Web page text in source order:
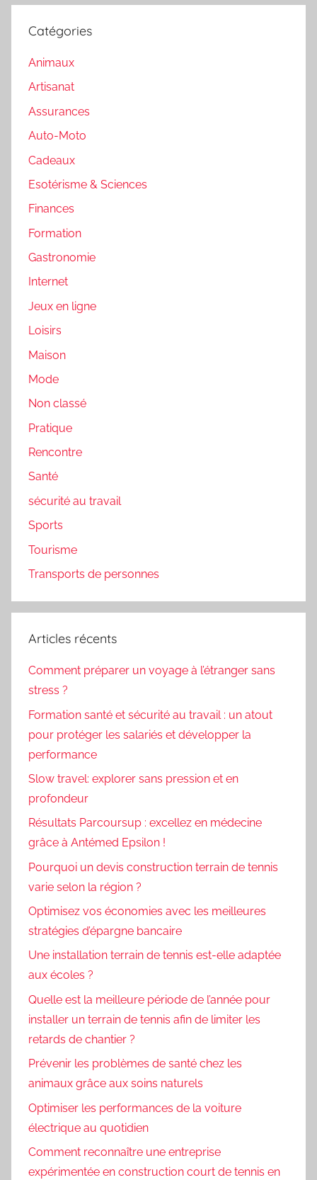
Catégories
Animaux
Artisanat
Assurances
Auto-Moto
Cadeaux
Esotérisme & Sciences
Finances
Formation
Gastronomie
Internet
Jeux en ligne
Loisirs
Maison
Mode
Non classé
Pratique
Rencontre
Santé
sécurité au travail
Sports
Tourisme
Transports de personnes
Articles récents
Comment préparer un voyage à l’étranger sans
stress ?
Formation santé et sécurité au travail : un atout
pour protéger les salariés et développer la
performance
Slow travel: explorer sans pression et en
profondeur
Résultats Parcoursup : excellez en médecine
grâce à Antémed Epsilon !
Pourquoi un devis construction terrain de tennis
varie selon la région ?
Optimisez vos économies avec les meilleures
stratégies d’épargne bancaire
Une installation terrain de tennis est-elle adaptée
aux écoles ?
Quelle est la meilleure période de l’année pour
installer un terrain de tennis afin de limiter les
retards de chantier ?
Prévenir les problèmes de santé chez les
animaux grâce aux soins naturels
Optimiser les performances de la voiture
électrique au quotidien
Comment reconnaître une entreprise
expérimentée en construction court de tennis en